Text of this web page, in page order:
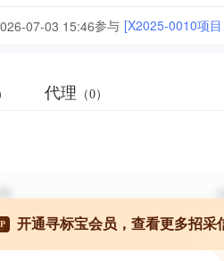
07-03 15:46参与 [X2025-0010项
代理 （0）
开通寻标宝会员，查看更多招采